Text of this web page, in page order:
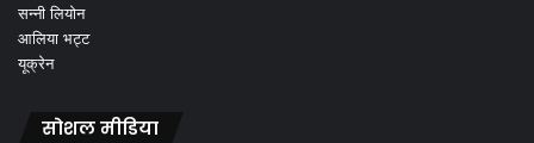
सन्नी लियोन
आलिया भट्ट
यूक्रेन
सोशल मीडिया